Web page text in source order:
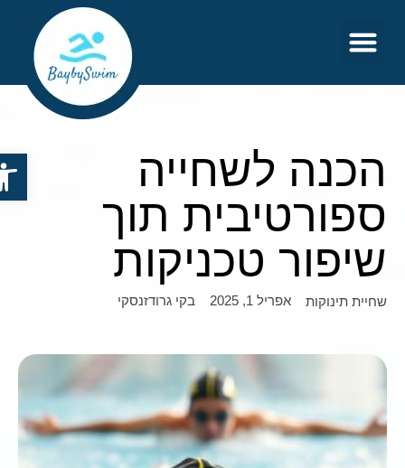
הכנה לשחייה
ספורטיבית תוך
שיפור טכניקות
שחיית תינוקות אפריל 1, 2025 בקי גרודזנסקי
פתח